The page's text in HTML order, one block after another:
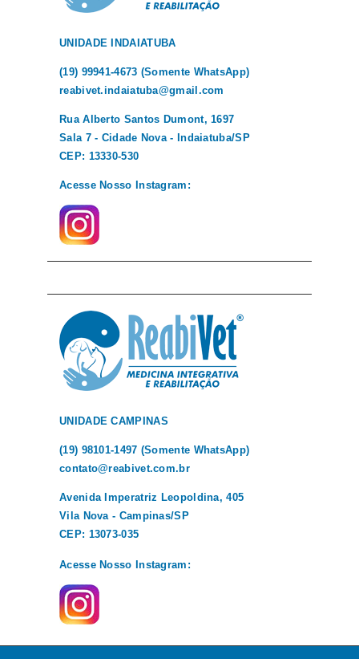
UNIDADE INDAIATUBA
(19) 99941-4673 (Somente WhatsApp)
reabivet.indaiatuba@gmail.com
Rua Alberto Santos Dumont, 1697
Sala 7 - Cidade Nova - Indaiatuba/SP
CEP: 13330-530
Acesse Nosso Instagram:
UNIDADE CAMPINAS
(19) 98101-1497 (Somente WhatsApp)
contato@reabivet.com.br
Avenida Imperatriz Leopoldina, 405
Vila Nova - Campinas/SP
CEP: 13073-035
Acesse Nosso Instagram: